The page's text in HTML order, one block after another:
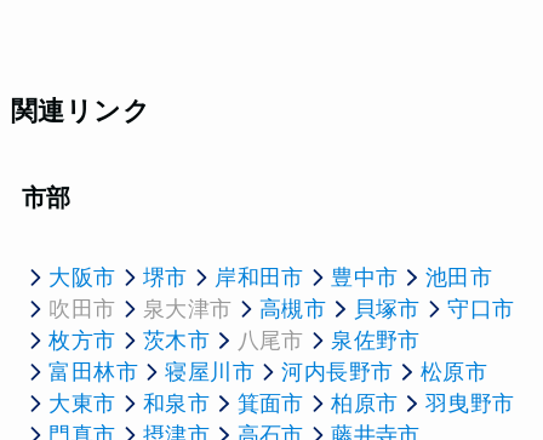
関連リンク
市部
大阪市 堺市 岸和田市 豊中市
池田市
吹田市
泉大津市 高槻市 貝塚市
守口市
枚方市
茨木市 八尾市
泉佐野市
富田林市
寝屋川市 河内長野市
松原市
大東市
和泉市 箕面市 柏原市
羽曳野市